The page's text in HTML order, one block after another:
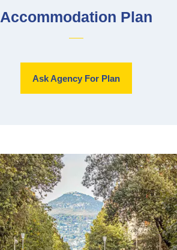
Accommodation Plan
Ask Agency For Plan